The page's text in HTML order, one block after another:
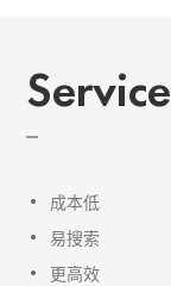
Service
成本低
易搜索
更高效